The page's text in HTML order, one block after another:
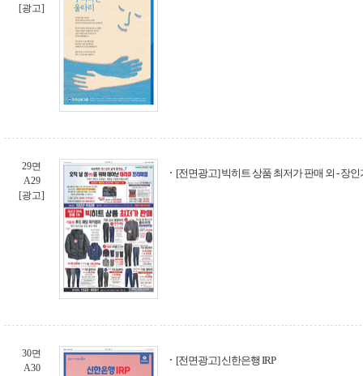
[광고]
29면
A29
[광고]
[전면광고] 빅히트 상품 최저가 판매 외 - 장인
30면
A30
[전면광고] 신한은행 IRP